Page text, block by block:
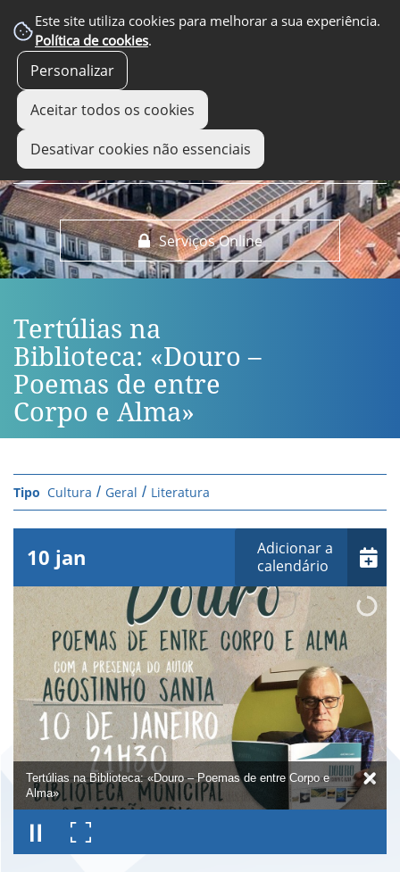
Este site utiliza cookies para melhorar a sua experiência.
Política de cookies.
Personalizar
Aceitar todos os cookies
Desativar cookies não essenciais
Serviços Online
EM DESTAQUE
Tertúlias na
Biblioteca: «Douro –
Poemas de entre
Corpo e Alma»
Cultura Geral Literatura
10 jan
Adicionar a
calendário
Tertúlias na Biblioteca: «Douro – Poemas de entre Corpo e
Alma»